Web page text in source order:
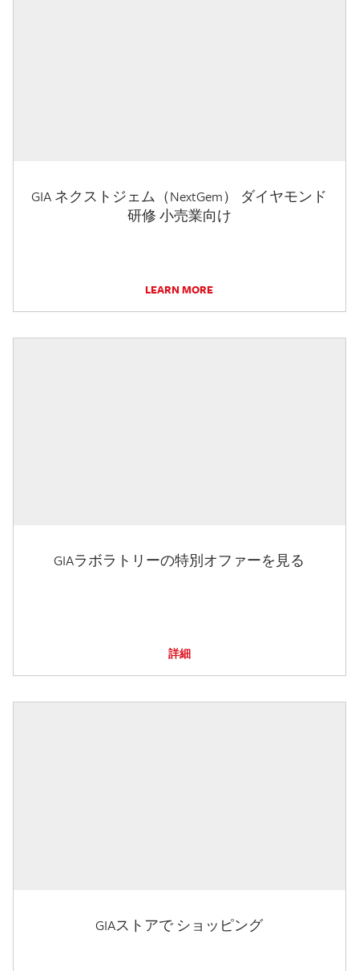
GIA ネクストジェム（NextGem） ダイヤモンド
研修 小売業向け
LEARN MORE
GIAラボラトリーの特別オファーを見る
詳細
GIAストアで ショッピング